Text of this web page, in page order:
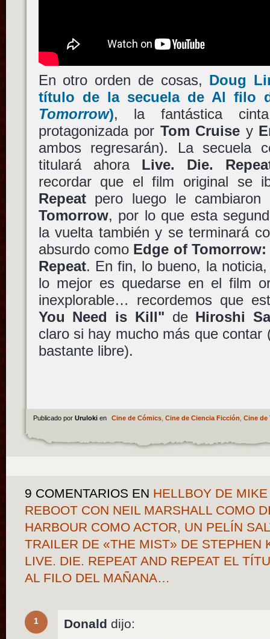
En otro orden de cosas, Doug
título de la secuela de Al filo
Tomorrow), la fantástica
protagonizada por Tom Cruise y
ambos regresarán). La secuela
titulará ahora Live. Die.
recordar que el film original se
Repeatpero luego le
Tomorrow, por lo que esta
la vuelta también y se terminará
absurdo como Edge of
Repeat. En fin, lo bueno, la
lo mejor es quedarse en el film
inexplorable… recordemos que
You Need is Kill" de Hiroshi
claro si hay mucho más que contar
bastante libre).
Publicado por Uruloki en Cine de Cómics, Cine de Ciencia Ficción Cine de
9 COMENTARIOS EN HELLBOY DE
REBOOT CON NEIL MARSHALL COMO
HARBOUR COMO ACTOR, UN PELÍN
TRAILER DE «THE MIST» DE STEPHEN
LIVE. DIE. REPEAT AND REPEAT EL
AL FILO DEL MAÑANA…
1 Donald dijo: